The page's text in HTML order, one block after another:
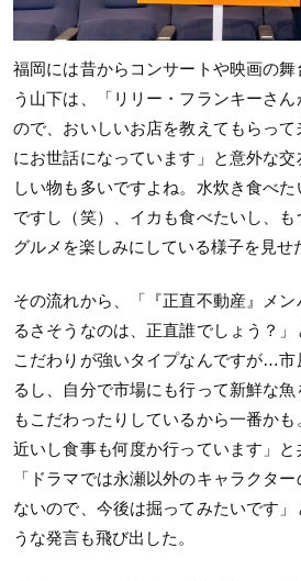
福岡には昔からコンサートや映画の
う山下は、「リリー・フランキーさ
ので、おいしいお店を教えてもらっ
にお世話になっています」と意外な
しい物も多いですよね。水炊き食べ
ですし（笑）、イカも食べたいし、
グルメを楽しみにしている様子を見せ
その流れから、「『正直不動産』メン
るさそうなのは、正直誰でしょう？
こだわりが強いタイプなんですが…
るし、自分で市場にも行って新鮮な
もこだわったりしているから一番か
近いし食事も何度か行っています」と
「ドラマでは永瀬以外のキャラクタ
ないので、今後は掘ってみたいです
うな発言も飛び出した。